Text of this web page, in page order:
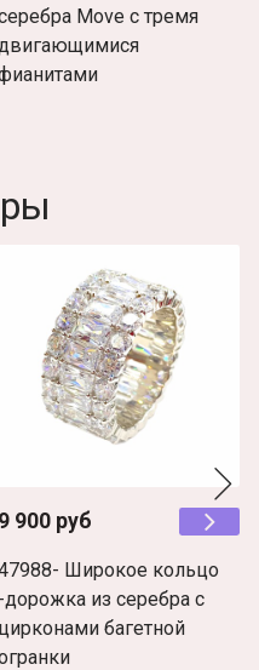
Move с тремя
двигающимися
9 900 руб
Широкое кольцо
-дорожка из серебра с
цирконами багетной